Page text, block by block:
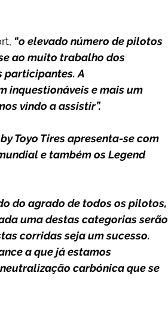
“o elevado número de pilotos
ao muito trabalho dos
participantes. A
inquestionáveis e mais um
vindo a assistir”.
Toyo Tires apresenta-se com
e também os Legend
uma destas categorias serão
corridas seja um sucesso.
a que já estamos
carbónica que se